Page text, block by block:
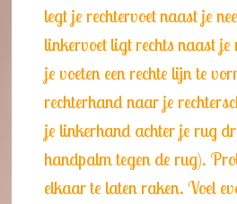
legt je rechtervoet naast je
linkervoet ligt rechts naast je
je voeten een rechte lijn te
rechterhand naar je
je linkerhand achter je rug
handpalm tegen de rug).
elkaar te laten raken. Voel